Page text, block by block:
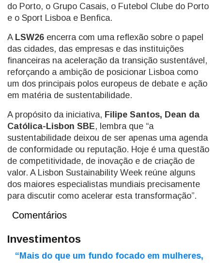
do Porto, o Grupo Casais, o Futebol Clube do Porto
e o Sport Lisboa e Benfica.
A LSW26 encerra com uma reflexão sobre o papel
das cidades, das empresas e das instituições
financeiras na aceleração da transição sustentável,
reforçando a ambição de posicionar Lisboa como
um dos principais polos europeus de debate e ação
em matéria de sustentabilidade.
A propósito da iniciativa, Filipe Santos, Dean da
Católica-Lisbon SBE, lembra que “a
sustentabilidade deixou de ser apenas uma agenda
de conformidade ou reputação. Hoje é uma questão
de competitividade, de inovação e de criação de
valor. A Lisbon Sustainability Week reúne alguns
dos maiores especialistas mundiais precisamente
para discutir como acelerar esta transformação”.
Comentários
Investimentos
“Mais do que um fundo focado em mulheres,